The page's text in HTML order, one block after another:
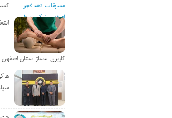
کسب ۱۰
کاربران ماساژ استان اصفهان